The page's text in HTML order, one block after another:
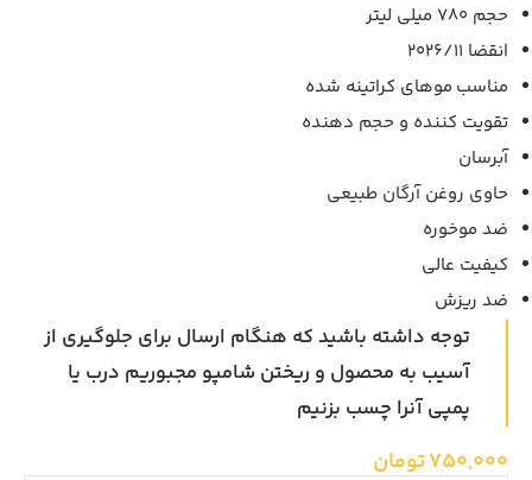
حجم 780 میلی لیتر
انقضا 2026/11
مناسب موهای کراتینه شده
تقویت کننده و حجم دهنده
آبرسان
حاوی روغن آرگان طبیعی
ضد موخوره
کیفیت عالی
ضد ریزش
توجه داشته باشید که هنگام ارسال برای جلوگیری از
آسیب به محصول و ریختن شامپو مجبوریم درب یا
پمپی آنرا چسب بزنیم
750,000تومان